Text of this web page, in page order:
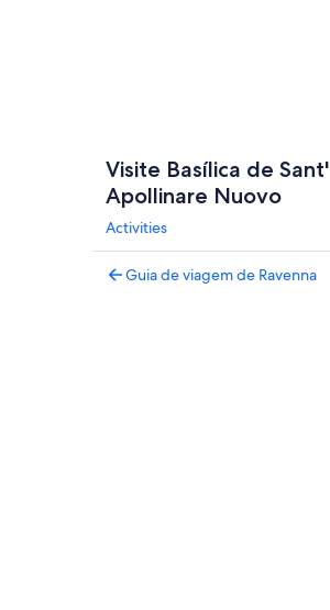
Visite Basílica de Sant'
Apollinare Nuovo
Activities
Guia de viagem de Ravenna